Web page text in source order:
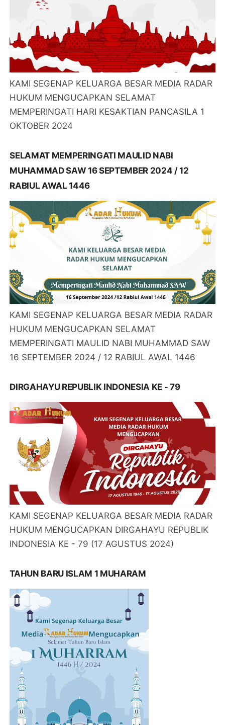
KAMI SEGENAP KELUARGA BESAR MEDIA RADAR
HUKUM MENGUCAPKAN SELAMAT
MEMPERINGATI HARI KESAKTIAN PANCASILA 1
OKTOBER 2024
SELAMAT MEMPERINGATI MAULID NABI
MUHAMMAD SAW 16 SEPTEMBER 2024 / 12
RABIUL AWAL 1446
KAMI SEGENAP KELUARGA BESAR MEDIA RADAR
HUKUM MENGUCAPKAN SELAMAT
MEMPERINGATI MAULID NABI MUHAMMAD SAW
16 SEPTEMBER 2024 / 12 RABIUL AWAL 1446
DIRGAHAYU REPUBLIK INDONESIA KE - 79
KAMI SEGENAP KELUARGA BESAR MEDIA RADAR
HUKUM MENGUCAPKAN DIRGAHAYU REPUBLIK
INDONESIA KE - 79 (17 AGUSTUS 2024)
TAHUN BARU ISLAM 1 MUHARAM